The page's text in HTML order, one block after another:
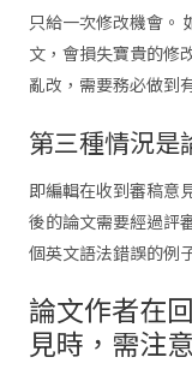
只給一次修改機會。
文，會損失寶貴的修
亂改，需要務必做到
第三種情況是
即編輯在收到審稿意
後的論文需要經過評
個英文語法錯誤的例
論文作者在
見時，需注